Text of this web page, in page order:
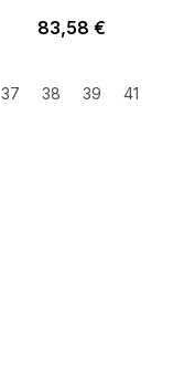
83,58 €
37 38 39 41